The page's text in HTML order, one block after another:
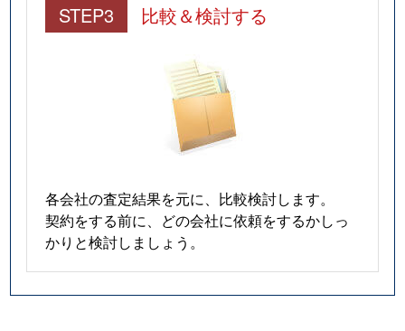
STEP3 比較＆検討する
各会社の査定結果を元に、比較検討します。
契約をする前に、どの会社に依頼をするかしっ
かりと検討しましょう。